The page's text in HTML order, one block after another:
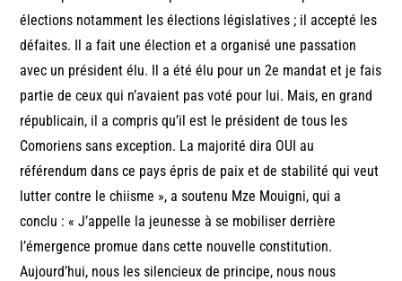
élections notamment les élections législatives ; il accepté les
défaites. Il a fait une élection et a organisé une passation
avec un président élu. Il a été élu pour un 2e mandat et je fais
partie de ceux qui n’avaient pas voté pour lui. Mais, en grand
républicain, il a compris qu’il est le président de tous les
Comoriens sans exception. La majorité dira OUI au
référendum dans ce pays épris de paix et de stabilité qui veut
lutter contre le chiisme », a soutenu Mze Mouigni, qui a
conclu : « J’appelle la jeunesse à se mobiliser derrière
l’émergence promue dans cette nouvelle constitution.
Aujourd’hui, nous les silencieux de principe, nous nous